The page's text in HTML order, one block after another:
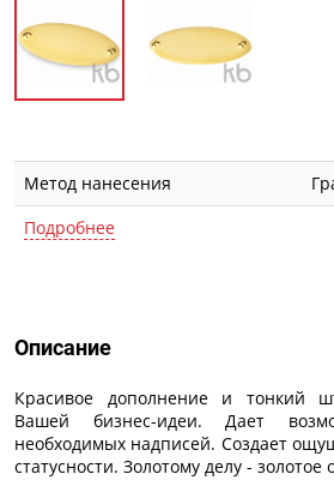
Метод нанесения
Подробнее
Описание
Красивое дополнение и тонкий
Вашей бизнес-идеи. Дает
необходимых надписей. Создает
статусности. Золотому делу - золотое